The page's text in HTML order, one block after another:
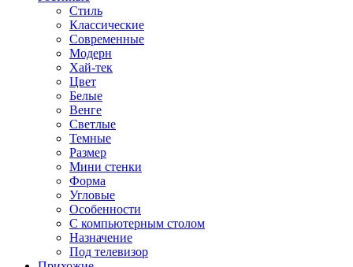
Стиль
Классические
Современные
Модерн
Хай-тек
Цвет
Белые
Венге
Светлые
Темные
Размер
Мини стенки
Форма
Угловые
Особенности
С компьютерным столом
Назначение
Под телевизор